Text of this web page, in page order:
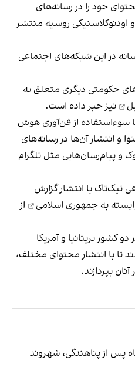
خود را در رسانه‌های
اودنوکلاسنیکی روسیه منتشر
در این شبکه‌های اجتماعی
حکومتی دیگری متعلق به
نیز خبر داده است.
سوءاستفاده از فن‌آوری هوش
و انتشار آن‌ها در رسانه‌های
و پیام‌رسان‌هایی مثل تلگرام
اجتماعی تیک‌تاک با انتشار گزارش
به جمهوری اسلامی
از
کشور بریتانیا و آمریکا
تا با انتشار محتوای مختلف،
بپردازند.